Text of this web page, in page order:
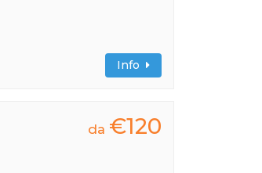
Info
da €120